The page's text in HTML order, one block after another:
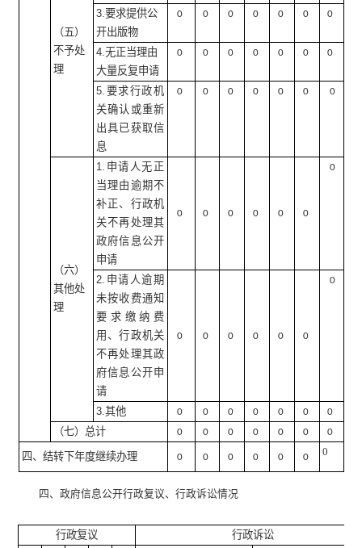
（五）
不予处
理
3.要求提供公
开出版物
0 0 0 0 0 0 0
4.无正当理由
大量反复申请
0 0 0 0 0 0 0
5.要求行政机
关确认或重新
出具已获取信
息
0 0 0 0 0 0 0
（六）
其他处
理
1.申请人无正
当理由逾期不
补正、行政机
关不再处理其
政府信息公开
申请
0 0 0 0 0 0
0
2.申请人逾期
未按收费通知
要求缴纳费
用、行政机关
不再处理其政
府信息公开申
请
0 0 0 0 0 0
0
3.其他 0 0 0 0 0 0 0
（七）总计 0 0 0 0 0 0 0
四、结转下年度继续办理 0 0 0 0 0 0 0
四、政府信息公开行政复议、行政诉讼情况
行政复议 行政诉讼